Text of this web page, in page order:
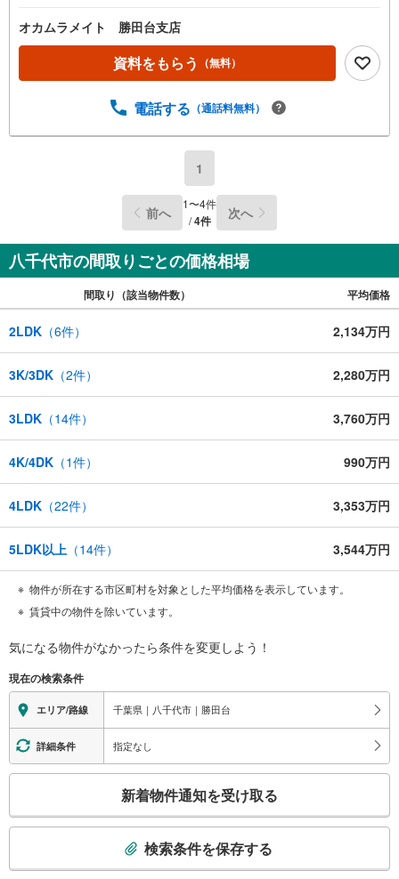
オカムラメイト 勝田台支店
資料をもらう （無料）
電話する （通話料無料）
1
前へ 1〜4件
/4件 次へ
八千代市の間取りごとの価格相場
間取り（該当物件数） 平均価格
2LDK （6件） 2,134万円
3K/3DK （2件） 2,280万円
3LDK （14件） 3,760万円
4K/4DK （1件） 990万円
4LDK （22件） 3,353万円
5LDK以上 （14件） 3,544万円
物件が所在する市区町村を対象とした平均価格を表示しています。
賃貸中の物件を除いています。
気になる物件がなかったら条件を変更しよう！
現在の検索条件
エリア/路線 千葉県｜八千代市｜勝田台
詳細条件 指定なし
検
新着物件通知を受け取る
検索条件を保存する